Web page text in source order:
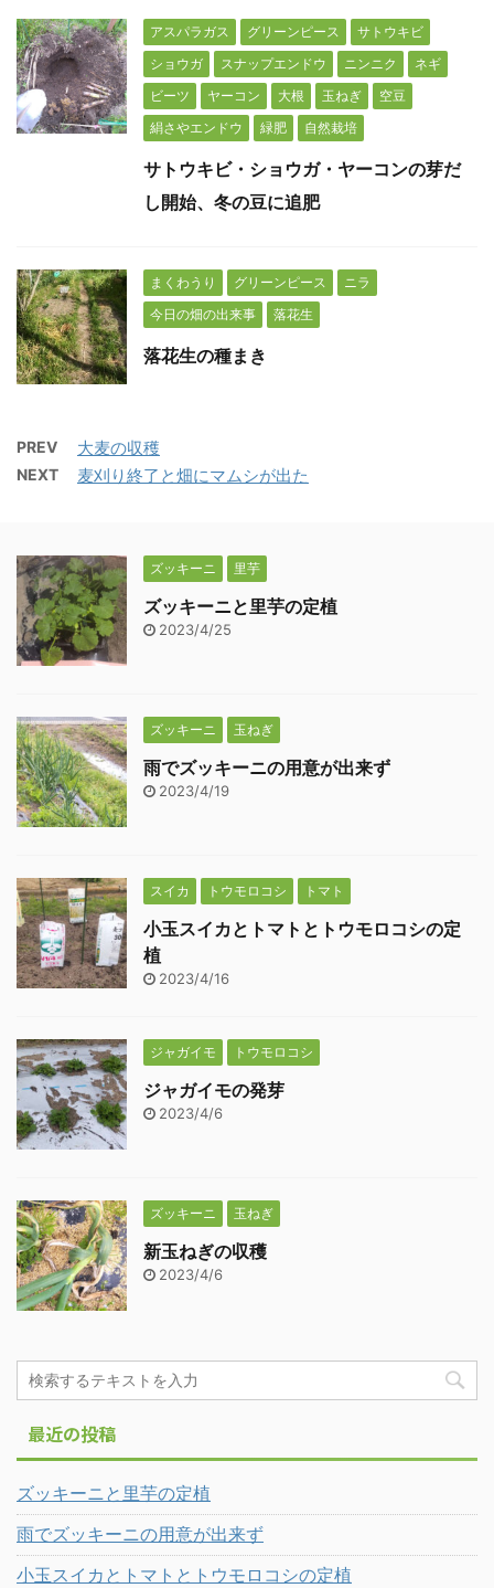
アスパラガス グリーンピース
サトウキビ
ショウガ
スナップエンドウ ニンニク
ネギ
ビーツ
ヤーコン 大根 玉ねぎ
空豆
絹さやエンドウ
緑肥 自然栽培
サトウキビ・ショウガ・ヤーコンの芽だ
し開始、冬の豆に追肥
まくわうり グリーンピース
ニラ
今日の畑の出来事
落花生
落花生の種まき
PREV 大麦の収穫
NEXT 麦刈り終了と畑にマムシが出た
ズッキーニ 里芋
ズッキーニと里芋の定植
2023/4/25
ズッキーニ 玉ねぎ
雨でズッキーニの用意が出来ず
2023/4/19
スイカ トウモロコシ トマト
小玉スイカとトマトとトウモロコシの定
植
2023/4/16
ジャガイモ トウモロコシ
ジャガイモの発芽
2023/4/6
ズッキーニ 玉ねぎ
新玉ねぎの収穫
2023/4/6
最近の投稿
ズッキーニと里芋の定植
雨でズッキーニの用意が出来ず
小玉スイカとトマトとトウモロコシの定植